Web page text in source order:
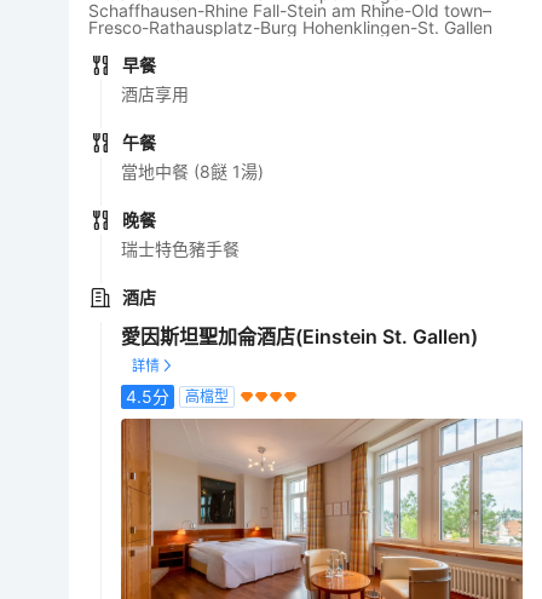
Schaffhausen-Rhine Fall-Stein am Rhine-Old town–
Fresco-Rathausplatz-Burg Hohenklingen-St. Gallen
早餐
酒店享用
午餐
當地中餐 (8餸 1湯)
晚餐
瑞士特色豬手餐
酒店
愛因斯坦聖加侖酒店(Einstein St. Gallen)
4.5分 高檔型